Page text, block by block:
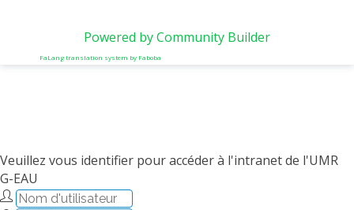
Powered by Community Builder
FaLang translation system by Faboba
Veuillez vous identifier pour accéder à l'intranet de l'UMR
G-EAU